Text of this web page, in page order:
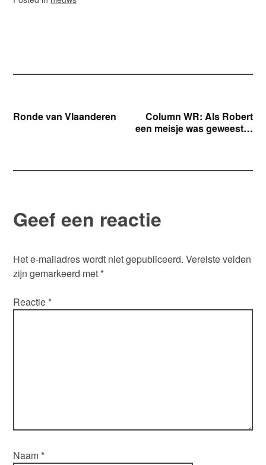
Bericht
Ronde van Vlaanderen
Column WR: Als Robert
een meisje was geweest…
Geef een reactie
Het e-mailadres wordt niet gepubliceerd. Vereiste velden
zijn gemarkeerd met *
Reactie *
Naam *